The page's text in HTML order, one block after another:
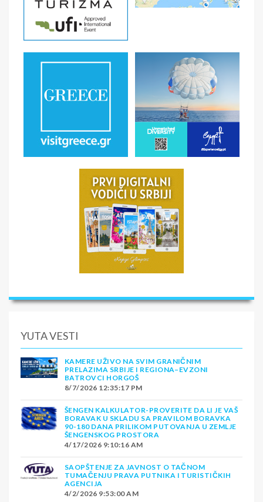
YUTA VESTI
KAMERE UŽIVO NA SVIM GRANIČNIM
PRELAZIMA SRBIJE I REGIONA–EVZONI
BATROVCI HORGOŠ
8/7/2026 12:35:17 PM
ŠENGEN KALKULATOR-PROVERITE DA LI JE VAŠ
BORAVAK U SKLADU SA PRAVILOM BORAVKA
90-180 DANA PRILIKOM PUTOVANJA U ZEMLJE
ŠENGENSKOG PROSTORA
4/17/2026 9:10:16 AM
SAOPŠTENJE ZA JAVNOST O TAČNOM
TUMAČENJU PRAVA PUTNIKA I TURISTIČKIH
AGENCIJA
4/2/2026 9:53:00 AM